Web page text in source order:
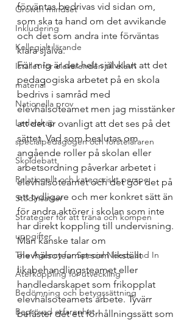
Growth mindset
Inkludering
Kollegialt lärande
Istället för elevärenden till elevh
material
Nationella prov
Ledarskap
specialpedagogen och försteläraren
Skoldebatt
Relationellt och kategoriskt perspe
Stödinsatser
Strategier för att träna och kompen
uppgifter
The Agency for Special Needs and In
Återkoppling för utveckling
Bedömning och betygssättning
Beprövad erfarenhet
förväntas bedrivas vid sidan om,
som ska ta hand om det avvikande
och det som andra inte förväntas
klara själva.
För mig är det helt självklart att det
pedagogiska arbetet på en skola
bedrivs i samråd med
elevhälsoteamet men jag misstänker
att det är ovanligt att det ses på det
sättet. Vad som beslutas om
angående roller på skolan eller
arbetsordning påverkar arbetet i
elevhälsoteamet och det gör det på
ett tydligare och mer konkret sätt än
för andra aktörer i skolan som inte
har direkt koppling till undervisning.
Man kanske talar om
elevhälsoteamet som likställt
likabehandlingsteamet eller
handledarskapet som frikopplat
elevhälsoteamets arbete. Tyvärr
befäster det ett förhållningssätt som